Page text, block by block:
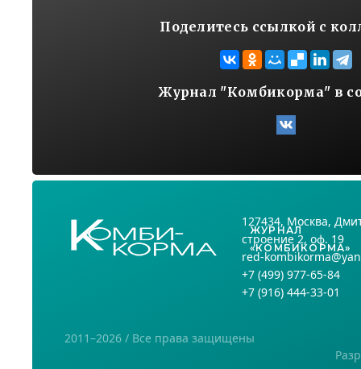
Поделитесь ссылкой с
Журнал "Комбикорма" в
ЖУРНАЛ
«КОМБИКОРМА»
127434, Москва,
строение 2, оф. 19
red-
+7 (499) 977-65-84
+7 (916) 444-33-01
2011–2026 / Все права защищены